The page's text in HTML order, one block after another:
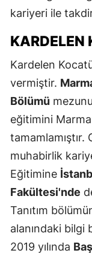
kariyeri ile
KARDELEN
Kardelen
vermiştir.
Bölümü
eğitimini
muhabirlik
Eğitimine
Fakültesi'nde
Tanıtım
alanındaki bilgi
2019 yılında